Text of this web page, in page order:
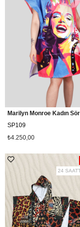
SP109
₺4.250,00
24